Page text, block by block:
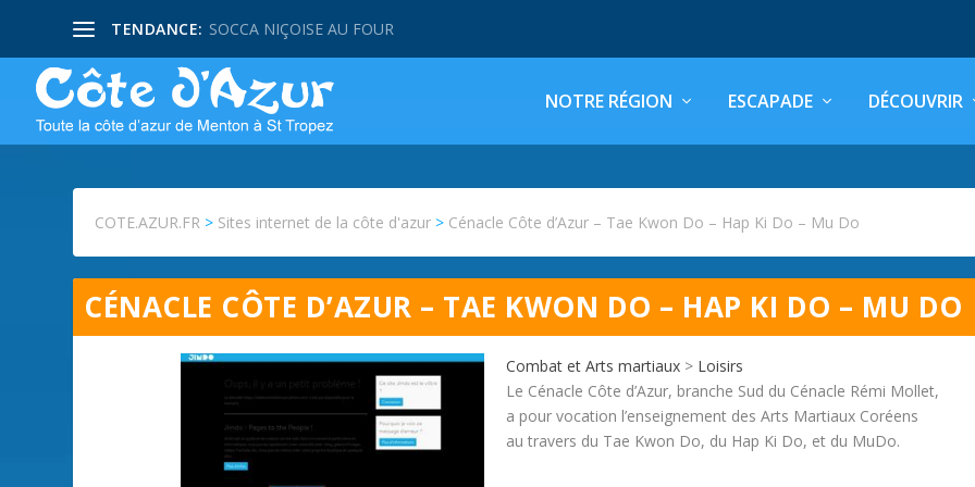
TENDANCE: SOCCA NIÇOISE AU FOUR
NOTRE RÉGION ESCAPADE DÉCOUVRIR
COTE.AZUR.FR > Sites internet de la côte d'azur > Cénacle Côte d’Azur – Tae Kwon Do – Hap Ki Do – Mu Do
CÉNACLE CÔTE D’AZUR – TAE KWON DO – HAP KI DO – MU DO
Combat et Arts martiaux > Loisirs
Le Cénacle Côte d’Azur, branche Sud du Cénacle Rémi Mollet,
a pour vocation l’enseignement des Arts Martiaux Coréens
au travers du Tae Kwon Do, du Hap Ki Do, et du MuDo.